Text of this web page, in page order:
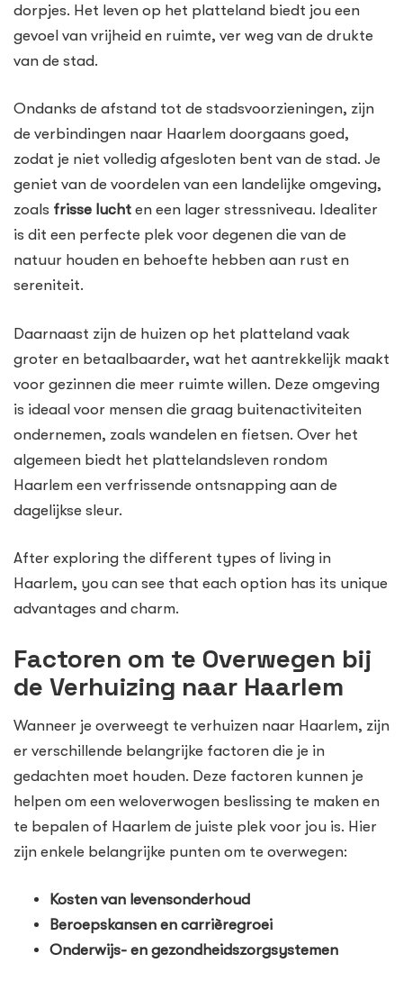
dorpjes. Het leven op het platteland biedt jou een
gevoel van vrijheid en ruimte, ver weg van de drukte
van de stad.
Ondanks de afstand tot de stadsvoorzieningen, zijn
de verbindingen naar Haarlem doorgaans goed,
zodat je niet volledig afgesloten bent van de stad. Je
geniet van de voordelen van een landelijke omgeving,
zoals frisse lucht en een lager stressniveau. Idealiter
is dit een perfecte plek voor degenen die van de
natuur houden en behoefte hebben aan rust en
sereniteit.
Daarnaast zijn de huizen op het platteland vaak
groter en betaalbaarder, wat het aantrekkelijk maakt
voor gezinnen die meer ruimte willen. Deze omgeving
is ideaal voor mensen die graag buitenactiviteiten
ondernemen, zoals wandelen en fietsen. Over het
algemeen biedt het plattelandsleven rondom
Haarlem een verfrissende ontsnapping aan de
dagelijkse sleur.
After exploring the different types of living in
Haarlem, you can see that each option has its unique
advantages and charm.
Factoren om te Overwegen bij
de Verhuizing naar Haarlem
Wanneer je overweegt te verhuizen naar Haarlem, zijn
er verschillende belangrijke factoren die je in
gedachten moet houden. Deze factoren kunnen je
helpen om een weloverwogen beslissing te maken en
te bepalen of Haarlem de juiste plek voor jou is. Hier
zijn enkele belangrijke punten om te overwegen:
Kosten van levensonderhoud
Beroepskansen en carrièregroei
Onderwijs- en gezondheidszorgsystemen